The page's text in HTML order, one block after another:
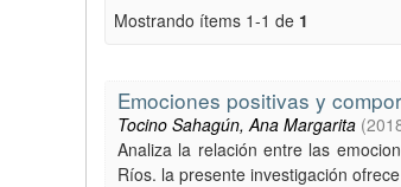
Mostrando ítems 1-1 de 1
Emociones positivas y
Tocino Sahagún, Ana Margarita (
Analiza la relación entre las
Ríos. la presente investigación